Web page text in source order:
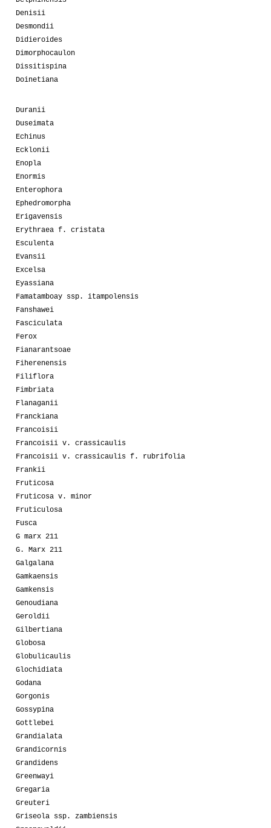
Denisii
Desmondii
Didieroides
Dimorphocaulon
Dissitispina
Doinetiana
Duranii
Duseimata
Echinus
Ecklonii
Enopla
Enormis
Enterophora
Ephedromorpha
Erigavensis
Erythraea f. cristata
Esculenta
Evansii
Excelsa
Eyassiana
Famatamboay ssp. itampolensis
Fanshawei
Fasciculata
Ferox
Fianarantsoae
Fiherenensis
Filiflora
Fimbriata
Flanaganii
Franckiana
Francoisii
Francoisii v. crassicaulis
Francoisii v. crassicaulis f. rubrifolia
Frankii
Fruticosa
Fruticosa v. minor
Fruticulosa
Fusca
G marx 211
G. Marx 211
Galgalana
Gamkaensis
Gamkensis
Genoudiana
Geroldii
Gilbertiana
Globosa
Globulicaulis
Glochidiata
Godana
Gorgonis
Gossypina
Gottlebei
Grandialata
Grandicornis
Grandidens
Greenwayi
Gregaria
Greuteri
Griseola ssp. zambiensis